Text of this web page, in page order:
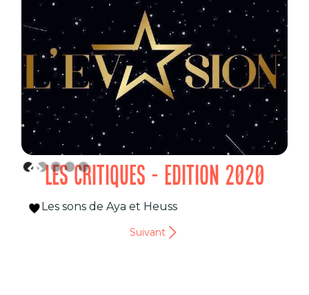
LES CRITIQUES - EDITION 2020
Les sons de Aya et Heuss
Suivant